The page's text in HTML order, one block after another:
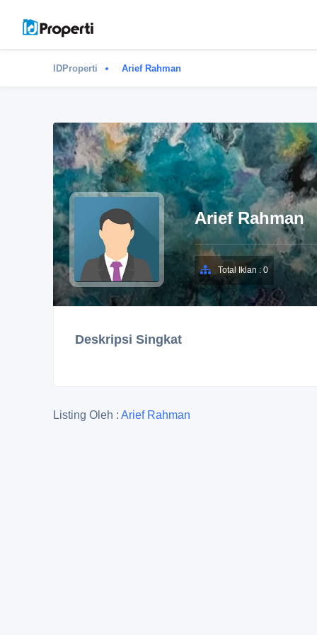
IDProperti Arief Rahman
Arief Rahman
Total Iklan : 0
Deskripsi Singkat
Listing Oleh : Arief Rahman